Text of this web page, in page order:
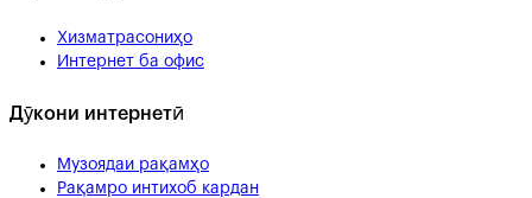
Хизматрасониҳо
Интернет ба офис
Дӯкони интернетӣ
Музоядаи рақамҳо
Рақамро интихоб кардан